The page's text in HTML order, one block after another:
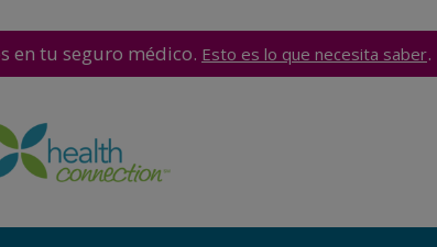
en tu seguro médico. Esto es lo que necesita saber.